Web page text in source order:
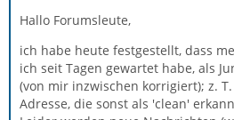
Hallo Forumsleute,
ich habe heute festgestellt, dass
ich seit Tagen gewartet habe, als
(von mir inzwischen korrigiert); z.
Adresse, die sonst als 'clean'